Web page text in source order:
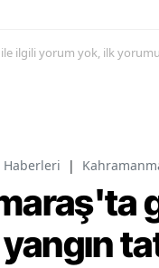
ilgili yorum yok, ilk yorumu
Haberleri |